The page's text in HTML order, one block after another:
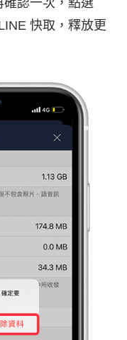
快取，釋放更